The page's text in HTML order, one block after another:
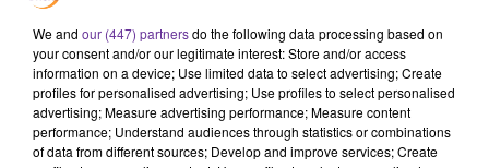
We and our (447) partnersdo the following data processing based on
your consent and/or our legitimate interest: Store and/or access
information on a device; Use limited data to select advertising; Create
profiles for personalised advertising; Use profiles to select personalised
advertising; Measure advertising performance; Measure content
performance; Understand audiences through statistics or combinations
of data from different sources; Develop and improve services; Create